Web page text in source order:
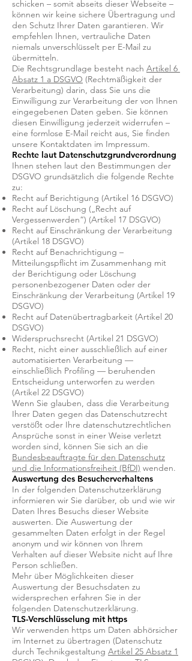
schicken – somit abseits dieser Webseite –
können wir keine sichere Übertragung und
den Schutz Ihrer Daten garantieren. Wir
empfehlen Ihnen, vertrauliche Daten
niemals unverschlüsselt per E-Mail zu
übermitteln.
Die Rechtsgrundlage besteht nach Artikel 6
Absatz 1 a DSGVO (Rechtmäßigkeit der
Verarbeitung) darin, dass Sie uns die
Einwilligung zur Verarbeitung der von Ihnen
eingegebenen Daten geben. Sie können
diesen Einwilligung jederzeit widerrufen –
eine formlose E-Mail reicht aus, Sie finden
unsere Kontaktdaten im Impressum.
Rechte laut Datenschutzgrundverordnung
Ihnen stehen laut den Bestimmungen der
DSGVO grundsätzlich die folgende Rechte
zu:
Recht auf Berichtigung (Artikel 16 DSGVO)
Recht auf Löschung („Recht auf
Vergessenwerden“) (Artikel 17 DSGVO)
Recht auf Einschränkung der Verarbeitung
(Artikel 18 DSGVO)
Recht auf Benachrichtigung –
Mitteilungspflicht im Zusammenhang mit
der Berichtigung oder Löschung
personenbezogener Daten oder der
Einschränkung der Verarbeitung (Artikel 19
DSGVO)
Recht auf Datenübertragbarkeit (Artikel 20
DSGVO)
Widerspruchsrecht (Artikel 21 DSGVO)
Recht, nicht einer ausschließlich auf einer
automatisierten Verarbeitung —
einschließlich Profiling — beruhenden
Entscheidung unterworfen zu werden
(Artikel 22 DSGVO)
Wenn Sie glauben, dass die Verarbeitung
Ihrer Daten gegen das Datenschutzrecht
verstößt oder Ihre datenschutzrechtlichen
Ansprüche sonst in einer Weise verletzt
worden sind, können Sie sich an die
Bundesbeauftragte für den Datenschutz
und die Informationsfreiheit (BfDI) wenden.
Auswertung des Besucherverhaltens
In der folgenden Datenschutzerklärung
informieren wir Sie darüber, ob und wie wir
Daten Ihres Besuchs dieser Website
auswerten. Die Auswertung der
gesammelten Daten erfolgt in der Regel
anonym und wir können von Ihrem
Verhalten auf dieser Website nicht auf Ihre
Person schließen.
Mehr über Möglichkeiten dieser
Auswertung der Besuchsdaten zu
widersprechen erfahren Sie in der
folgenden Datenschutzerklärung.
TLS-Verschlüsselung mit https
Wir verwenden https um Daten abhörsicher
im Internet zu übertragen (Datenschutz
durch Technikgestaltung Artikel 25 Absatz 1